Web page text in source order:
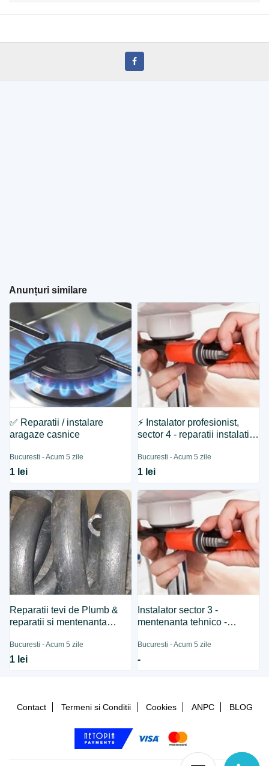
Anunțuri similare
✅ Reparatii / instalare
aragaze casnice
Bucuresti - Acum 5 zile
1 lei
⚡ Instalator profesionist,
sector 4 - reparatii instalatii
Bucuresti - Acum 5 zile
1 lei
Reparatii tevi de Plumb &
reparatii si mentenanta
Bucuresti - Acum 5 zile
1 lei
Instalator sector 3 -
mentenanta tehnico -
Bucuresti - Acum 5 zile
-
Contact Termeni si Conditii Cookies ANPC BLOG